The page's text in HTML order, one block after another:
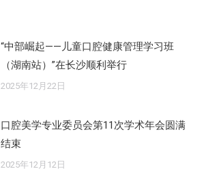
“中部崛起——儿童口腔健康管理学习班
（湖南站）”在长沙顺利举行
2025年12月22日
口腔美学专业委员会第11次学术年会圆满
结束
2025年12月12日